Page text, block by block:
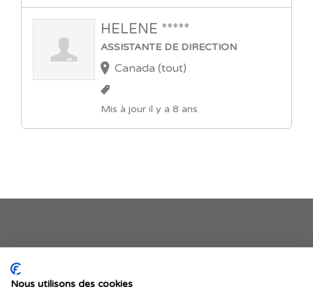
HELENE *****
ASSISTANTE DE DIRECTION
Canada (tout)
Mis à jour il y a 8 ans
Je publie mon offre
Nous utilisons des cookies